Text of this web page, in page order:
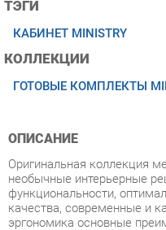
КОЛЛЕКЦИИ
ГОТОВЫЕ КОМПЛЕКТЫ
ОПИСАНИЕ
необычные интерьерные
функциональности,
качества, современные и
эргономика основные
мебельной фабрики Pointex.
основных требований к
ценовая экономичность в